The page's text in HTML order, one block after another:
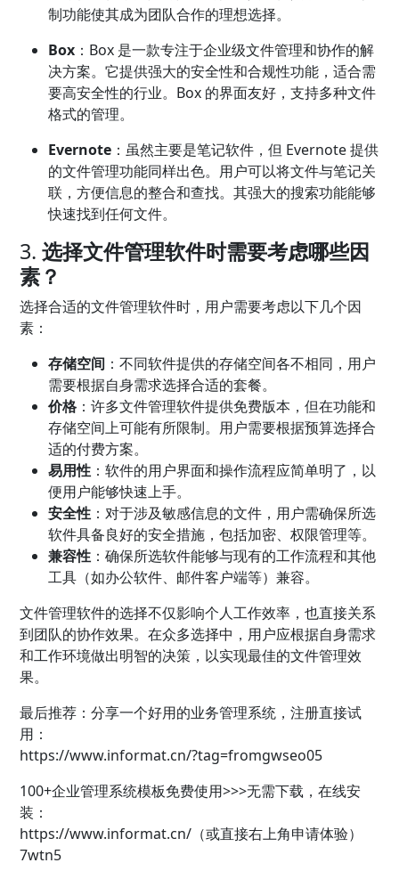
制功能使其成为团队合作的理想选择。
Box ：Box 是一款专注于企业级文件管理和协作的解
决方案。它提供强大的安全性和合规性功能，适合需
要高安全性的行业。Box 的界面友好，支持多种文件
格式的管理。
Evernote ：虽然主要是笔记软件，但 Evernote 提供
的文件管理功能同样出色。用户可以将文件与笔记关
联，方便信息的整合和查找。其强大的搜索功能能够
快速找到任何文件。
3.选择文件管理软件时需要考虑哪些因
素？
选择合适的文件管理软件时，用户需要考虑以下几个因
素：
存储空间 ：不同软件提供的存储空间各不相同，用户
需要根据自身需求选择合适的套餐。
价格 ：许多文件管理软件提供免费版本，但在功能和
存储空间上可能有所限制。用户需要根据预算选择合
适的付费方案。
易用性 ：软件的用户界面和操作流程应简单明了，以
便用户能够快速上手。
安全性 ：对于涉及敏感信息的文件，用户需确保所选
软件具备良好的安全措施，包括加密、权限管理等。
兼容性 ：确保所选软件能够与现有的工作流程和其他
工具（如办公软件、邮件客户端等）兼容。
文件管理软件的选择不仅影响个人工作效率，也直接关系
到团队的协作效果。在众多选择中，用户应根据自身需求
和工作环境做出明智的决策，以实现最佳的文件管理效
果。
最后推荐：分享一个好用的业务管理系统，注册直接试
用：
https://www.informat.cn/?tag=fromgwseo05
100+企业管理系统模板免费使用>>>无需下载，在线安
装：
https://www.informat.cn/（或直接右上角申请体验）
7wtn5